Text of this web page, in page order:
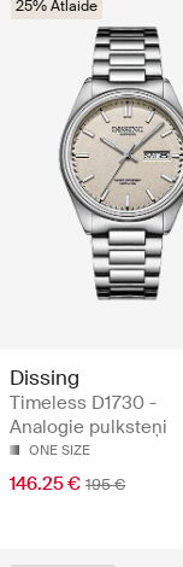
25% Atlaide
Dissing
Timeless D1730 -
Analogie pulksteņi
ONE SIZE
146.25 € 195 €